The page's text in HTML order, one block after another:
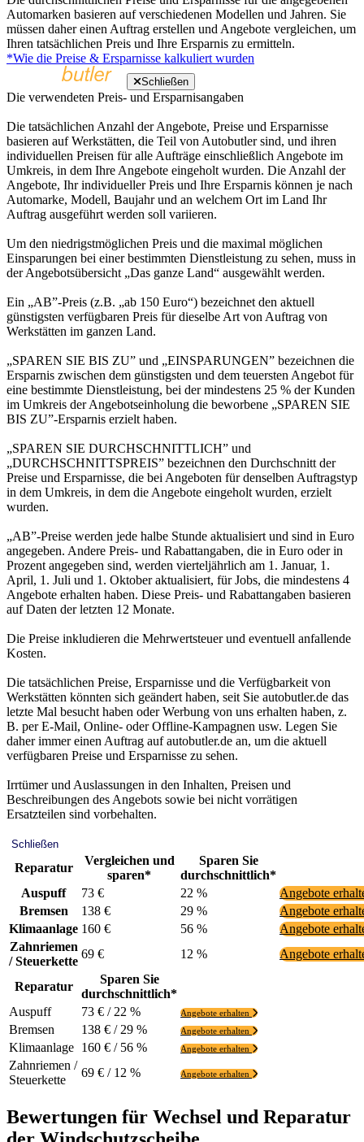
Automarken basieren auf verschiedenen Modellen und Jahren. Sie
müssen daher einen Auftrag erstellen und Angebote vergleichen, um
Ihren tatsächlichen Preis und Ihre Ersparnis zu ermitteln.
*Wie die Preise & Ersparnisse kalkuliert wurden
Schließen
Die verwendeten Preis- und Ersparnisangaben
Die tatsächlichen Anzahl der Angebote, Preise und Ersparnisse
basieren auf Werkstätten, die Teil von Autobutler sind, und ihren
individuellen Preisen für alle Aufträge einschließlich Angebote im
Umkreis, in dem Ihre Angebote eingeholt wurden. Die Anzahl der
Angebote, Ihr individueller Preis und Ihre Ersparnis können je nach
Automarke, Modell, Baujahr und an welchem Ort im Land Ihr
Auftrag ausgeführt werden soll variieren.
Um den niedrigstmöglichen Preis und die maximal möglichen
Einsparungen bei einer bestimmten Dienstleistung zu sehen, muss in
der Angebotsübersicht „Das ganze Land“ ausgewählt werden.
Ein „AB”-Preis (z.B. „ab 150 Euro“) bezeichnet den aktuell
günstigsten verfügbaren Preis für dieselbe Art von Auftrag von
Werkstätten im ganzen Land.
„SPAREN SIE BIS ZU” und „EINSPARUNGEN” bezeichnen die
Ersparnis zwischen dem günstigsten und dem teuersten Angebot für
eine bestimmte Dienstleistung, bei der mindestens 25 % der Kunden
im Umkreis der Angebotseinholung die beworbene „SPAREN SIE
BIS ZU”-Ersparnis erzielt haben.
„SPAREN SIE DURCHSCHNITTLICH” und
„DURCHSCHNITTSPREIS” bezeichnen den Durchschnitt der
Preise und Ersparnisse, die bei Angeboten für denselben Auftragstyp
in dem Umkreis, in dem die Angebote eingeholt wurden, erzielt
wurden.
„AB”-Preise werden jede halbe Stunde aktualisiert und sind in Euro
angegeben. Andere Preis- und Rabattangaben, die in Euro oder in
Prozent angegeben sind, werden vierteljährlich am 1. Januar, 1.
April, 1. Juli und 1. Oktober aktualisiert, für Jobs, die mindestens 4
Angebote erhalten haben. Diese Preis- und Rabattangaben basieren
auf Daten der letzten 12 Monate.
Die Preise inkludieren die Mehrwertsteuer und eventuell anfallende
Kosten.
Die tatsächlichen Preise, Ersparnisse und die Verfügbarkeit von
Werkstätten könnten sich geändert haben, seit Sie autobutler.de das
letzte Mal besucht haben oder Werbung von uns erhalten haben, z.
B. per E-Mail, Online- oder Offline-Kampagnen usw. Legen Sie
daher immer einen Auftrag auf autobutler.de an, um die aktuell
verfügbaren Preise und Ersparnisse zu sehen.
Irrtümer und Auslassungen in den Inhalten, Preisen und
Beschreibungen des Angebots sowie bei nicht vorrätigen
Ersatzteilen sind vorbehalten.
Schließen
Reparatur
Vergleichen und
sparen*
Sparen Sie
durchschnittlich*
Auspuff
73 € 22 %
Angebote
Bremsen
138 € 29 %
Angebote
Klimaanlage 160 € 56 %
Angebote
Zahnriemen
/ Steuerkette
69 € 12 % Angebote
Reparatur
Sparen Sie
durchschnittlich*
Auspuff
73 € / 22 % Angebote erhalten
Bremsen 138 € / 29 % Angebote erhalten
Klimaanlage 160 € / 56 % Angebote erhalten
Zahnriemen /
Steuerkette
69 € / 12 % Angebote erhalten
Bewertungen für Wechsel und Reparatur